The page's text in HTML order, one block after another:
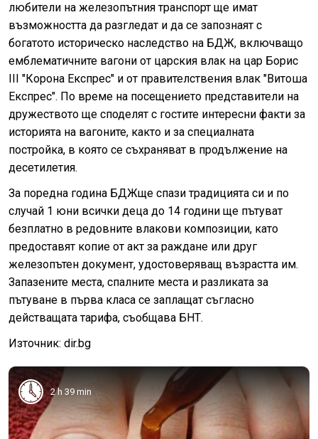
любители на железопътния транспорт ще имат
възможността да разгледат и да се запознаят с
богатото историческо наследство на БДЖ, включващо
емблематичните вагони от царския влак на цар Борис
III "Корона Eкспрес" и от правителствения влак "Витоша
Експрес". По време на посещението представители на
дружеството ще споделят с гостите интересни факти за
историята на вагоните, както и за специалната
постройка, в която се съхраняват в продължение на
десетилетия.
За поредна година БДЖще спази традицията си и по
случай 1 юни всички деца до 14 години ще пътуват
безплатно в редовните влакови композиции, като
предоставят копие от акт за раждане или друг
железопътен документ, удостоверяващ възрастта им.
Запазените места, спалните места и разликата за
пътуване в първа класа се заплащат съгласно
действащата тарифа, съобщава БНТ.
Източник: dir.bg
2 h 39 min